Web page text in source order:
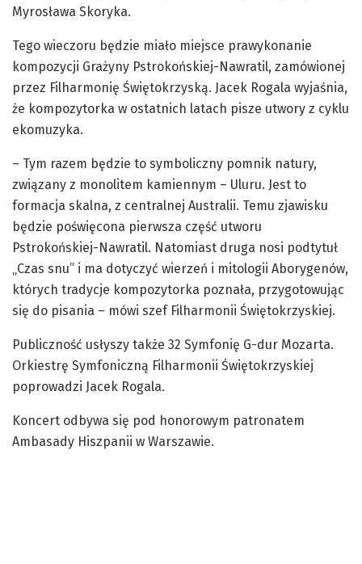
Myrosława Skoryka.
Tego wieczoru będzie miało miejsce prawykonanie
kompozycji Grażyny Pstrokońskiej-Nawratil, zamówionej
przez Filharmonię Świętokrzyską. Jacek Rogala wyjaśnia,
że kompozytorka w ostatnich latach pisze utwory z cyklu
ekomuzyka.
– Tym razem będzie to symboliczny pomnik natury,
związany z monolitem kamiennym – Uluru. Jest to
formacja skalna, z centralnej Australii. Temu zjawisku
będzie poświęcona pierwsza część utworu
Pstrokońskiej-Nawratil. Natomiast druga nosi podtytuł
„Czas snu” i ma dotyczyć wierzeń i mitologii Aborygenów,
których tradycje kompozytorka poznała, przygotowując
się do pisania – mówi szef Filharmonii Świętokrzyskiej.
Publiczność usłyszy także 32 Symfonię G-dur Mozarta.
Orkiestrę Symfoniczną Filharmonii Świętokrzyskiej
poprowadzi Jacek Rogala.
Koncert odbywa się pod honorowym patronatem
Ambasady Hiszpanii w Warszawie.